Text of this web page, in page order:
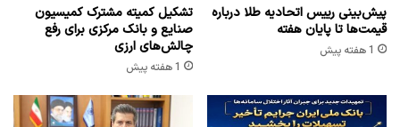
پیش‌بینی رییس اتحادیه طلا درباره
قیمت‌ها تا پایان هفته
1 هفته پیش
تشکیل کمیته مشترک کمیسیون
صنایع و بانک مرکزی برای رفع
چالش‌های ارزی
1 هفته پیش